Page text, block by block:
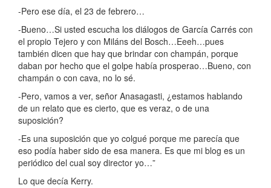
-Pero ese día, el 23 de febrero…
-Bueno…Si usted escucha los diálogos de García Carrés con
el propio Tejero y con Miláns del Bosch…Eeeh…pues
también dicen que hay que brindar con champán, porque
daban por hecho que el golpe había prosperao…Bueno, con
champán o con cava, no lo sé.
-Pero, vamos a ver, señor Anasagasti, ¿estamos hablando
de un relato que es cierto, que es veraz, o de una
suposición?
-Es una suposición que yo colgué porque me parecía que
eso podía haber sido de esa manera. Es que mi blog es un
periódico del cual soy director yo…”
Lo que decía Kerry.